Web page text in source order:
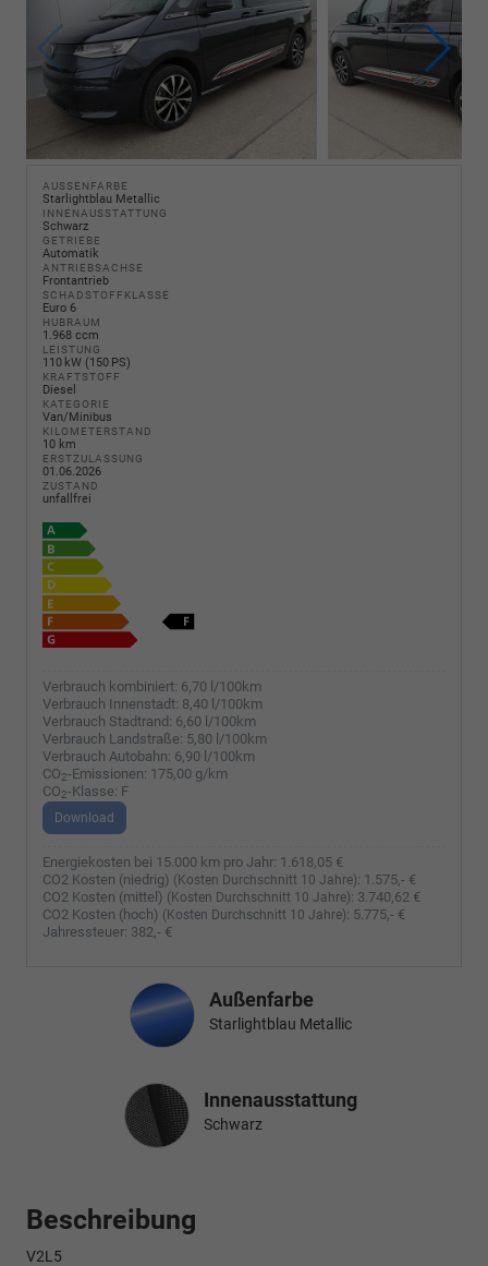
AUSSENFARBE
Starlightblau Metallic
INNENAUSSTATTUNG
Schwarz
GETRIEBE
Automatik
ANTRIEBSACHSE
Frontantrieb
SCHADSTOFFKLASSE
Euro 6
HUBRAUM
1.968 ccm
LEISTUNG
110 kW (150 PS)
KRAFTSTOFF
Diesel
KATEGORIE
Van/Minibus
KILOMETERSTAND
10 km
ERSTZULASSUNG
01.06.2026
ZUSTAND
unfallfrei
Verbrauch kombiniert: 6,70 l/100km
Verbrauch Innenstadt: 8,40 l/100km
Verbrauch Stadtrand: 6,60 l/100km
Verbrauch Landstraße: 5,80 l/100km
Verbrauch Autobahn: 6,90 l/100km
CO2-Emissionen: 175,00 g/km
CO2-Klasse: F
Download
Energiekosten bei 15.000 km pro Jahr: 1.618,05 €
CO2 Kosten (niedrig) (Kosten Durchschnitt 10 Jahre): 1.575,- €
CO2 Kosten (mittel) (Kosten Durchschnitt 10 Jahre): 3.740,62 €
CO2 Kosten (hoch) (Kosten Durchschnitt 10 Jahre): 5.775,- €
Jahressteuer: 382,- €
Außenfarbe
Starlightblau Metallic
InnenausstattungInnenausstattung
Schwarz
Beschreibung
V2L5